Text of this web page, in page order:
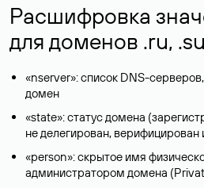
Расшифровка
для доменов .ru,
«nserver»: список DNS-
домен
«state»: статус домена
не делегирован,
«person»: скрытое имя
администратором домена